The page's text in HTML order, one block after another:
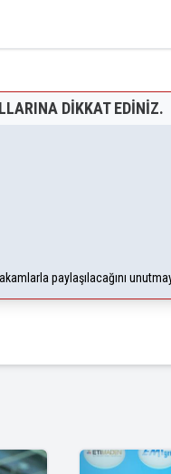
DIKKAT EDINIZ.
paylaşılacağını